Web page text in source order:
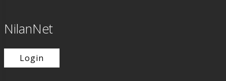
NilanNet
Login